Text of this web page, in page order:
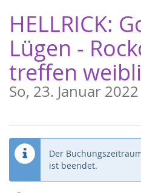
Haupt-
Inhalt
springen
HELLRICK:
Lügen -
treffen
So, 23. Januar 2022
Der
ist beendet.